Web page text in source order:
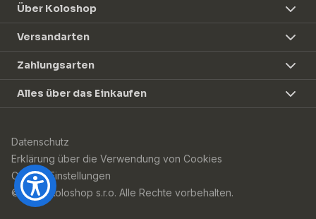
Über Koloshop
Versandarten
Zahlungsarten
Alles über das Einkaufen
Datenschutz
Erklärung über die Verwendung von Cookies
Cookie-Einstellungen
© 2026 Koloshop s.r.o. Alle Rechte vorbehalten.